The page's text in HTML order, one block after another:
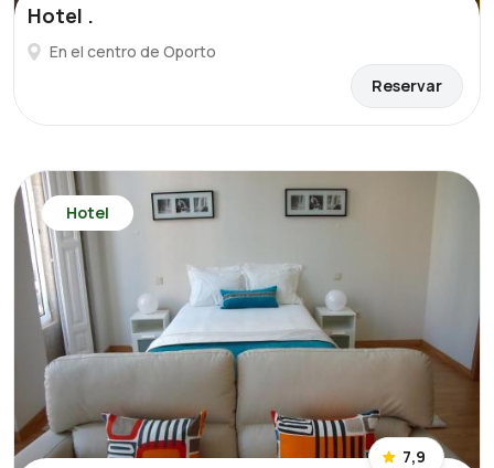
Hotel .
En el centro de Oporto
Reservar
Hotel
7,9